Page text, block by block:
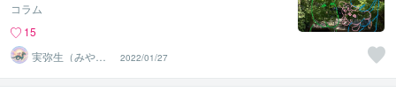
コラム
15
実弥生（みや
の）
2022/01/27